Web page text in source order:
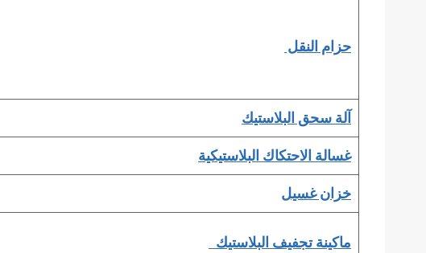
حزام النقل
آلة سحق البلاستيك
غسالة الاحتكاك البلاستيكية
خزان غسيل
ماكينة تجفيف البلاستيك